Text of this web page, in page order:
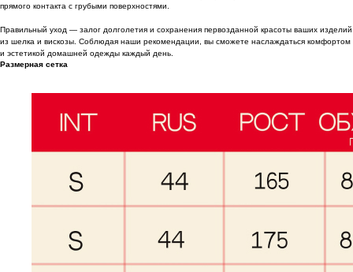
прямого контакта с грубыми поверхностями.
Правильный уход — залог долголетия и сохранения первозданной красоты ваших изделий
из шелка и вискозы. Соблюдая наши рекомендации, вы сможете наслаждаться комфортом
и эстетикой домашней одежды каждый день.
Размерная сетка